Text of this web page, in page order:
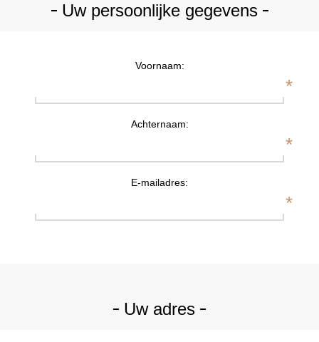
Uw persoonlijke gegevens
Voornaam:
*
Achternaam:
*
E-mailadres:
*
Uw adres